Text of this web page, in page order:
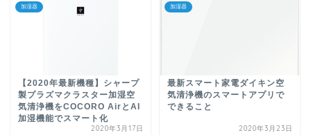
加湿器
【2020年最新機種】シャープ
製プラズマクラスター加湿空
気清浄機をCOCORO AirとAI
加湿機能でスマート化
2020年3月17日
加湿器
最新スマート家電ダイキン空
気清浄機のスマートアプリで
できること
2020年3月23日